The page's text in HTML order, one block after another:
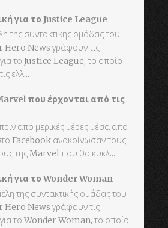
για το Justice League
της συντακτικής ομάδας του
Hero News γράφουν τις
το Justice League, το οποίο
ελλ...
που έρχονται από τις
από μερικές μέρες μέσα από
Facebook ανακοίνωσαν τους
της Marvel που θα κυκλ...
για το Wonder Woman
της συντακτικής ομάδας του
Hero News γράφουν τις
το Wonder Woman, το οποίο